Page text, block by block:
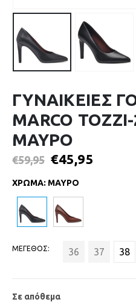
ΓΥΝΑΙΚΕΙΕΣ
MARCO
ΜΑΥΡΟ
€59,95 €45,95
ΧΡΩΜΑ: ΜΑΥΡΟ
ΜΕΓΕΘΟΣ 36 37 38
Σε απόθεμα